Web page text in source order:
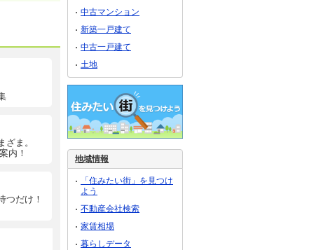
ま。
内！
つだけ！
中古マンション
新築一戸建て
中古一戸建て
土地
地域情報
「住みたい街」を見つけ
よう
不動産会社検索
家賃相場
暮らしデータ